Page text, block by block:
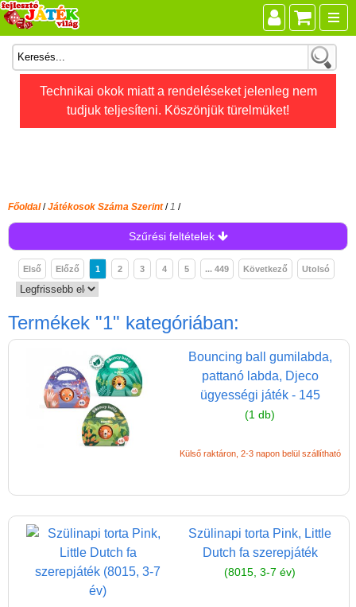
Technikai okok miatt a rendeléseket jelenleg nem
tudjuk teljesíteni. Köszönjük türelmüket!
Főoldal/Játékosok Száma Szerint /1 /
Szűrési feltételek
Első Előző 1 2 3 4 5 ... 449 Következő Utolsó
Termékek "1" kategóriában:
Bouncing ball gumilabda,
pattanó labda, Djeco
ügyességi játék - 145
(1 db)
Külső raktáron, 2-3 napon belül szállítható
Szülinapi torta Pink, Little
Dutch fa szerepjáték
(8015, 3-7 év)
Összes játék
Játékok életkor szerint
Bébijátékok
Diafilm
Építőjáték
Fajátékok
Játék hangszer
Futóbiciklik, rollerek
Gyerekszoba
Kerti játékok
Kreatív játék
Könyv